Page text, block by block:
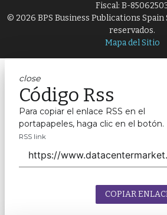
Fiscal: B-
© 2026 BPS Business Publications Spain
reservados.
Mapa del Sitio
close
Código Rss
Para copiar el enlace RSS en el
portapapeles, haga clic en el botón.
RSS link
COPIAR